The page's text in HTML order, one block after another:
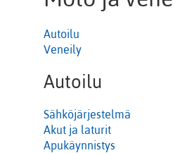
Autoilu
Veneily
Autoilu
Sähköjärjestelmä
Akut ja laturit
Apukäynnistys